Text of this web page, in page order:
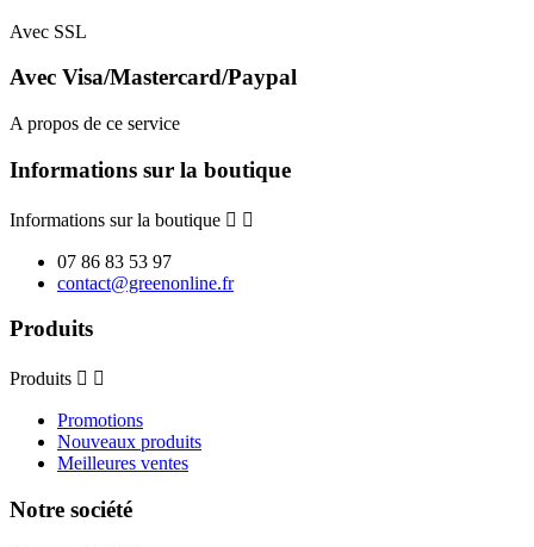
Avec SSL
Avec Visa/Mastercard/Paypal
A propos de ce service
Informations sur la boutique
Informations sur la boutique  
07 86 83 53 97
contact@greenonline.fr
Produits
Produits  
Promotions
Nouveaux produits
Meilleures ventes
Notre société